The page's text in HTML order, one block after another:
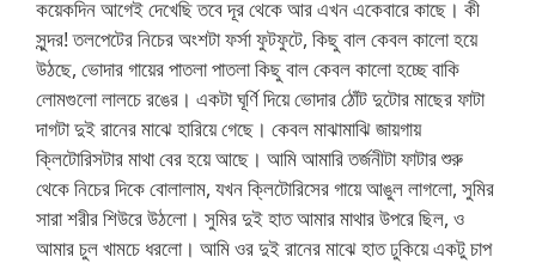
কয়েকদিন আগেই দেখেছি তবে দূর থেকে আর এখন একেবারে কাছে। কী
সুন্দর! তলপেটের নিচের অংশটা ফর্সা ফুটফুটে, কিছু বাল কেবল কালো হয়ে
উঠছে, ভোদার গায়ের পাতলা পাতলা কিছু বাল কেবল কালো হচ্ছে বাকি
লোমগুলো লালচে রঙের। একটা ঘূর্ণি দিয়ে ভোদার ঠোঁট দুটোর মাছের ফাটা
দাগটা দুই রানের মাঝে হারিয়ে গেছে। কেবল মাঝামাঝি জায়গায়
ক্লিটোরিসটার মাথা বের হয়ে আছে। আমি আমারি তর্জনীটা ফাটার শুরু
থেকে নিচের দিকে বোলালাম, যখন ক্লিটোরিসের গায়ে আঙুল লাগলো, সুমির
সারা শরীর শিউরে উঠলো। সুমির দুই হাত আমার মাথার উপরে ছিল, ও
আমার চুল খামচে ধরলো। আমি ওর দুই রানের মাঝে হাত ঢুকিয়ে একটু চাপ